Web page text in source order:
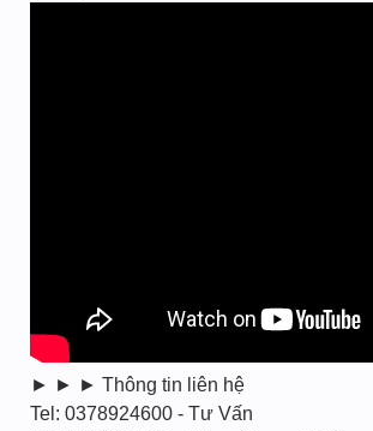
► ► ► Thông tin liên hệ
Tel: 0378924600 - Tư Vấn